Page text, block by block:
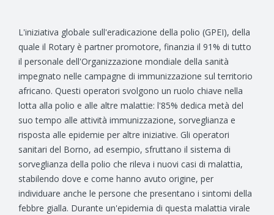
L'iniziativa globale sull'eradicazione della polio (GPEI), della
quale il Rotary è partner promotore, finanzia il 91% di tutto
il personale dell'Organizzazione mondiale della sanità
impegnato nelle campagne di immunizzazione sul territorio
africano. Questi operatori svolgono un ruolo chiave nella
lotta alla polio e alle altre malattie: l'85% dedica metà del
suo tempo alle attività immunizzazione, sorveglianza e
risposta alle epidemie per altre iniziative. Gli operatori
sanitari del Borno, ad esempio, sfruttano il sistema di
sorveglianza della polio che rileva i nuovi casi di malattia,
stabilendo dove e come hanno avuto origine, per
individuare anche le persone che presentano i sintomi della
febbre gialla. Durante un'epidemia di questa malattia virale